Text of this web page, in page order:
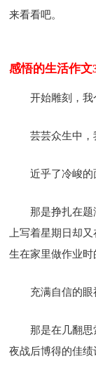
来看看吧。
感悟的生活作文
开始雕刻，我
芸芸众生中，
近乎了冷峻的
那是挣扎在
上写着星期日却
生在家里做作业时
充满自信的眼
那是在几翻
夜战后博得的佳绩